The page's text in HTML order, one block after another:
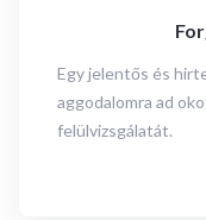
Egy jelentős és
aggodalomra ad
felülvizsgálatát.